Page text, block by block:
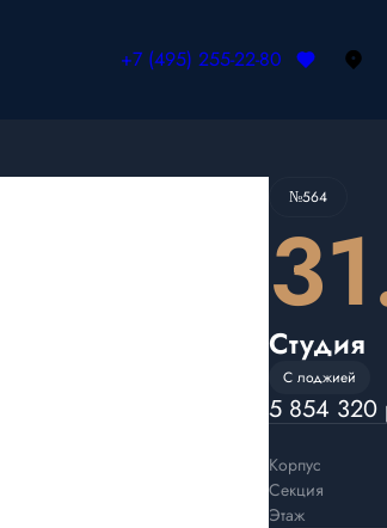
+7 (495) 255-22-80
№564
Студия
С лоджией
5 854 320
Корпус
Секция
Этаж